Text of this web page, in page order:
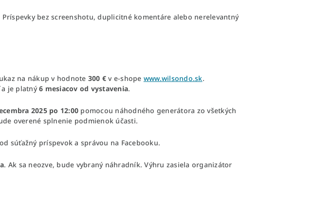
bez screenshotu, duplicitné komentáre alebo nerelevantný
na nákup v hodnote 300 € v e-shope www.wilsondo.sk.
a je platný6 mesiacov od vystavenia.
2025 po 12:00 pomocou náhodného generátora zo všetkých
overené splnenie podmienok účasti.
súťažný príspevok a správou na Facebooku.
. Ak sa neozve, bude vybraný náhradník. Výhru zasiela organizátor